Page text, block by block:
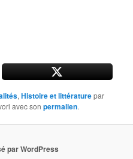
,Histoire et littératurepar
avec sonpermalien.
par WordPress